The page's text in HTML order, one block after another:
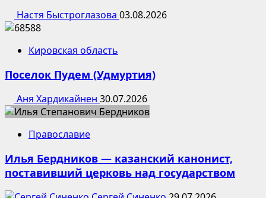
Настя Быстроглазова 03.08.2026
Кировская область
Поселок Пудем (Удмуртия)
Аня Хардикайнен 30.07.2026
Православие
Илья Бердников — казанский канонист,
поставивший церковь над государством